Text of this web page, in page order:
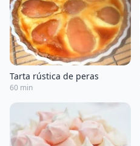
Tarta rústica de peras
60 min